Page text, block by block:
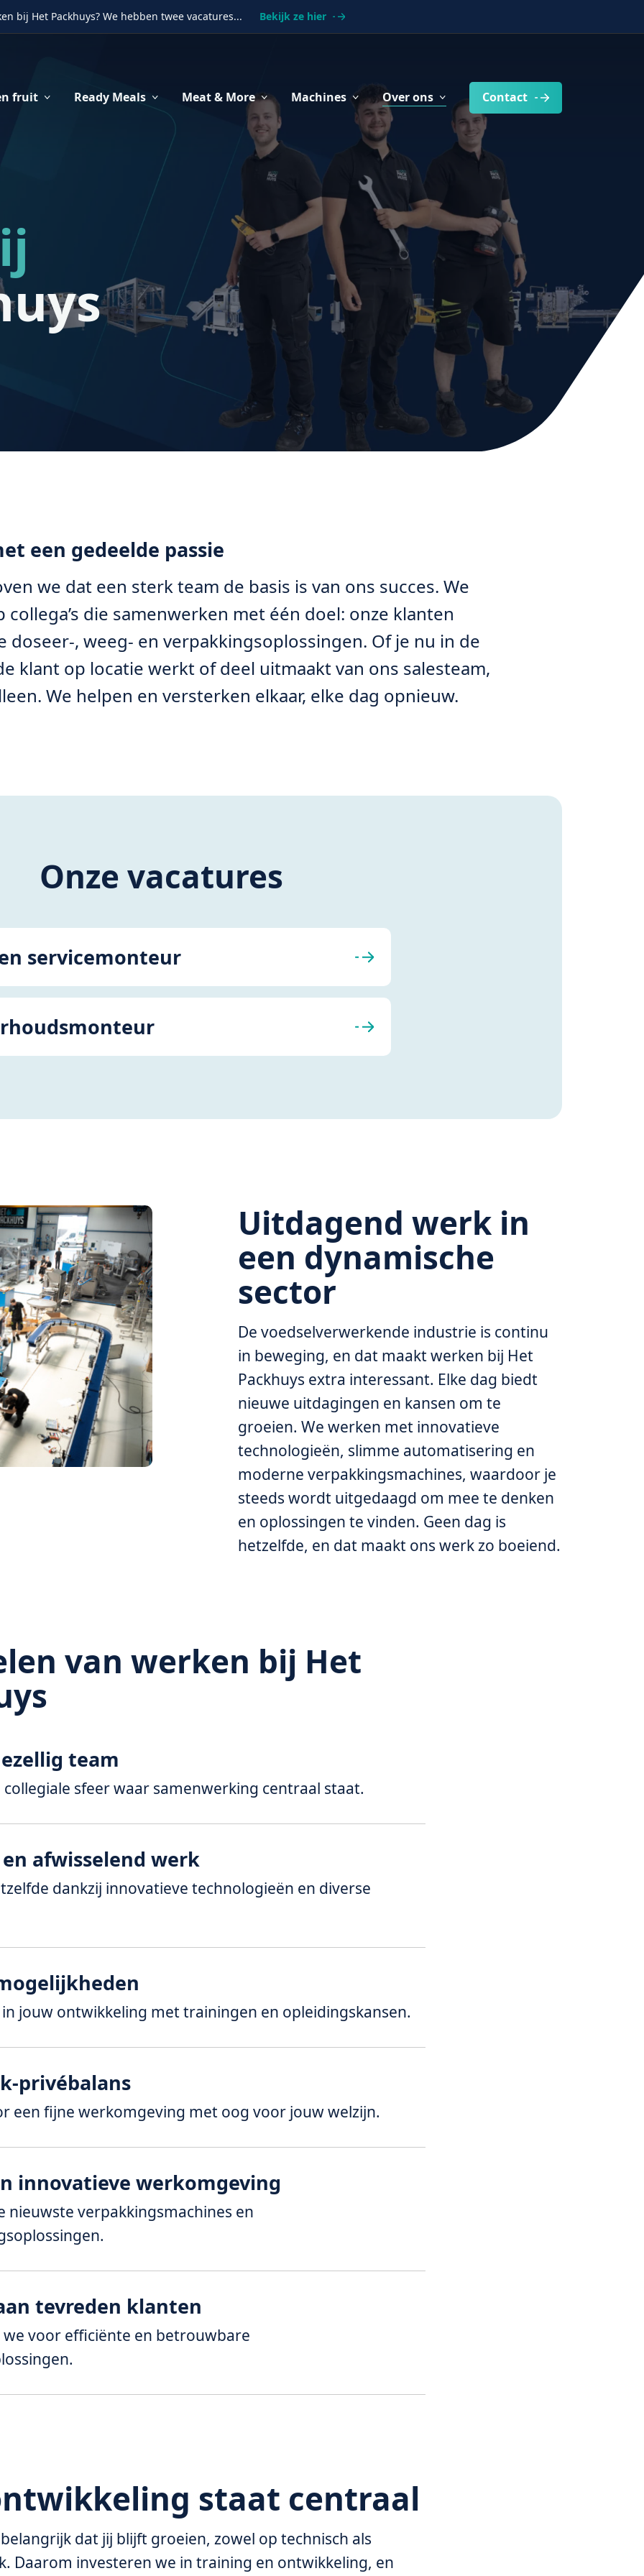
bij Het Packhuys? We hebben twee vacatures... Bekijk ze hier
fruit Ready Meals Meat & More Machines Over ons Contact
een gedeelde passie
we dat een sterk team de basis is van ons succes. We
die samenwerken met één doel: onze klanten
doseer-, weeg- en verpakkingsoplossingen. Of je nu in de
klant op locatie werkt of deel uitmaakt van ons salesteam,
We helpen en versterken elkaar, elke dag opnieuw.
Onze vacatures
servicemonteur
Uitdagend werk in
een dynamische
sector
De voedselverwerkende industrie is continu
in beweging, en dat maakt werken bij Het
Packhuys extra interessant. Elke dag biedt
nieuwe uitdagingen en kansen om te
groeien. We werken met innovatieve
technologieën, slimme automatisering en
moderne verpakkingsmachines, waardoor je
steeds wordt uitgedaagd om mee te denken
en oplossingen te vinden. Geen dag is
hetzelfde, en dat maakt ons werk zo boeiend.
van werken bij Het
team
collegiale sfeer waar samenwerking centraal staat.
afwisselend werk
dankzij innovatieve technologieën en diverse
jouw ontwikkeling met trainingen en opleidingskansen.
privébalans
een fijne werkomgeving met oog voor jouw welzijn.
innovatieve werkomgeving
nieuwste verpakkingsmachines en
tevreden klanten
we voor efficiënte en betrouwbare
staat centraal
dat jij blijft groeien, zowel op technisch als
Daarom investeren we in training en ontwikkeling, en